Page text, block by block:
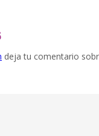
deja tu comentario